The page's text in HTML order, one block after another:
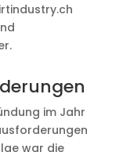
im Jahr
war die